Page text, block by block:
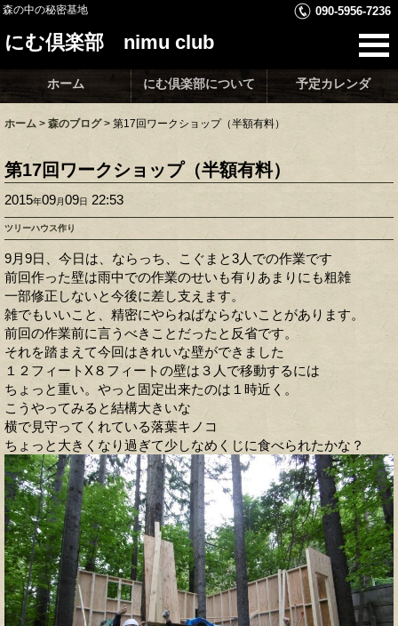
森の中の秘密基地 090-5956-7236
にむ倶楽部 nimu club
ホーム にむ倶楽部について 予定カレンダ
ホーム > 森のブログ > 第17回ワークショップ（半額有料）
第17回ワークショップ（半額有料）
2015年09月09日 22:53
ツリーハウス作り
9月9日、今日は、ならっち、こぐまと3人での作業です
前回作った壁は雨中での作業のせいも有りあまりにも粗雑
一部修正しないと今後に差し支えます。
雑でもいいこと、精密にやらねばならないことがあります。
前回の作業前に言うべきことだったと反省です。
それを踏まえて今回はきれいな壁ができました
１２フィートX８フィートの壁は３人で移動するには
ちょっと重い。やっと固定出来たのは１時近く。
こうやってみると結構大きいな
横で見守ってくれている落葉キノコ
ちょっと大きくなり過ぎて少しなめくじに食べられたかな？